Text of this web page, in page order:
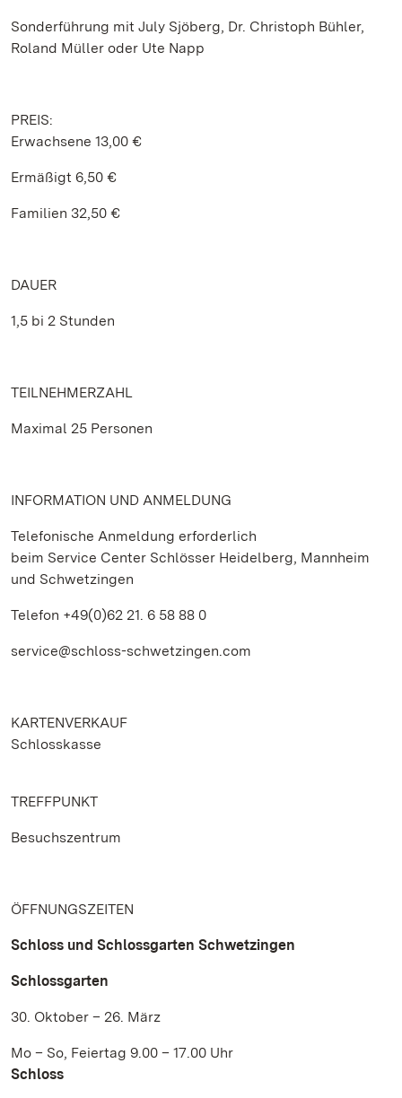
Sonderführung mit July Sjöberg, Dr. Christoph Bühler,
Roland Müller oder Ute Napp
PREIS:
Erwachsene 13,00 €
Ermäßigt 6,50 €
Familien 32,50 €
DAUER
1,5 bi 2 Stunden
TEILNEHMERZAHL
Maximal 25 Personen
INFORMATION UND ANMELDUNG
Telefonische Anmeldung erforderlich
beim Service Center Schlösser Heidelberg, Mannheim
und Schwetzingen
Telefon +49(0)62 21. 6 58 88 0
service@schloss-schwetzingen.com
KARTENVERKAUF
Schlosskasse
TREFFPUNKT
Besuchszentrum
ÖFFNUNGSZEITEN
Schloss und Schlossgarten Schwetzingen
Schlossgarten
30. Oktober – 26. März
Mo – So, Feiertag 9.00 – 17.00 Uhr
Schloss